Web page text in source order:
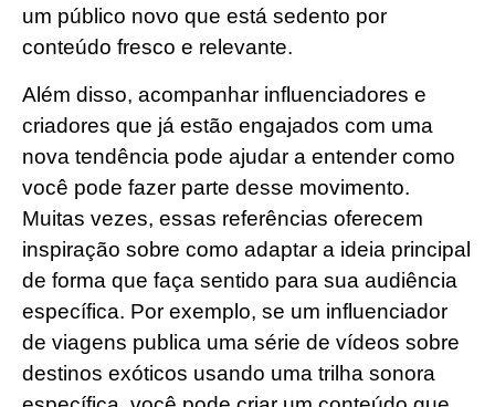
um público novo que está sedento por
conteúdo fresco e relevante.
Além disso, acompanhar influenciadores e
criadores que já estão engajados com uma
nova tendência pode ajudar a entender como
você pode fazer parte desse movimento.
Muitas vezes, essas referências oferecem
inspiração sobre como adaptar a ideia principal
de forma que faça sentido para sua audiência
específica. Por exemplo, se um influenciador
de viagens publica uma série de vídeos sobre
destinos exóticos usando uma trilha sonora